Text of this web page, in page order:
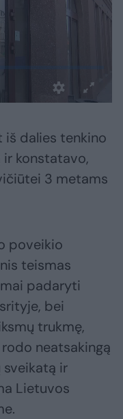
dalies tenkino
konstatavo,
3 metams
poveikio
teismas
padaryti
bei
trukmę,
neatsakingą
ir
Lietuvos